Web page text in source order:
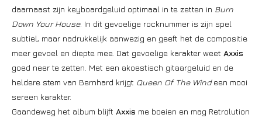
daarnaast zijn keyboardgeluid optimaal in te zetten in Burn
Down Your House. In dit gevoelige rocknummer is zijn spel
subtiel, maar nadrukkelijk aanwezig en geeft het de compositie
meer gevoel en diepte mee. Dat gevoelige karakter weet Axxis
goed neer te zetten. Met een akoestisch gitaargeluid en de
heldere stem van Bernhard krijgt Queen Of The Windeen mooi
sereen karakter.
Gaandeweg het album blijft Axxis me boeien en mag Retrolution